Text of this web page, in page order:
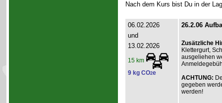
Nach dem Kurs bist Du in der
06.02.2026
und
13.02.2026
15 km
9 kg CO2e
26.2.06
Zusätzliche
Klettergurt,
ausgeliehen
ACHTUNG:
gegeben
werden!